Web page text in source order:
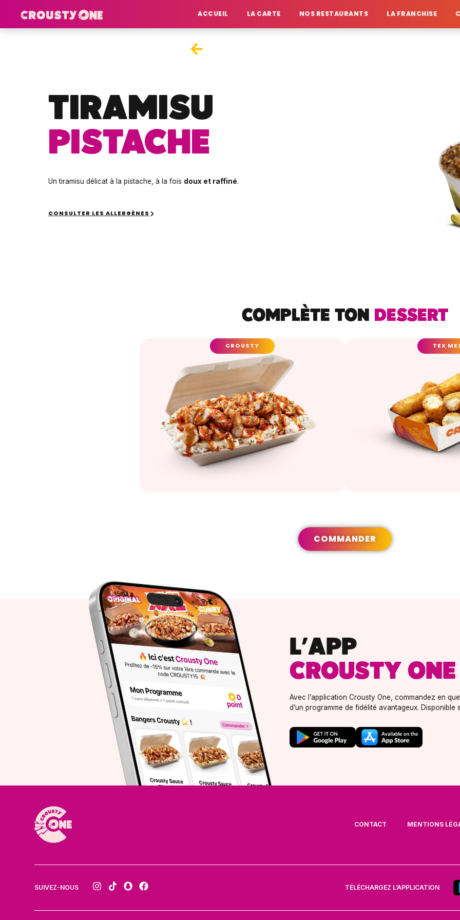
ACCUEIL LA CARTE NOS RESTAURANTS LA FRANCHISE
TIRAMISU
PISTACHE
Un tiramisu délicat à la pistache, à la fois doux et raffiné.
CONSULTER LES ALLERGÈNES
COMPLÈTE TON DESSERT
CROUSTY TEX
COMMANDER
L’APP
CROUSTY ONE
Avec l’application Crousty One, commandez en
d’un programme de fidélité avantageux. Disponible
CONTACT MENTIONS
SUIVEZ-NOUS TÉLÉCHARGEZ L’APPLICATION